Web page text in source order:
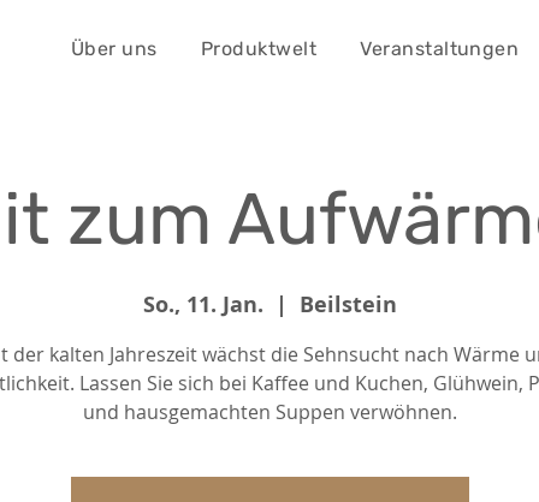
Über uns Produktwelt Veranstaltungen
zum
So., 11. Jan.
  |
Beilstein
der kalten Jahreszeit wächst die Sehnsucht nach Wärme
Lassen Sie sich bei Kaffee und Kuchen, Glühwein,
und hausgemachten Suppen verwöhnen.